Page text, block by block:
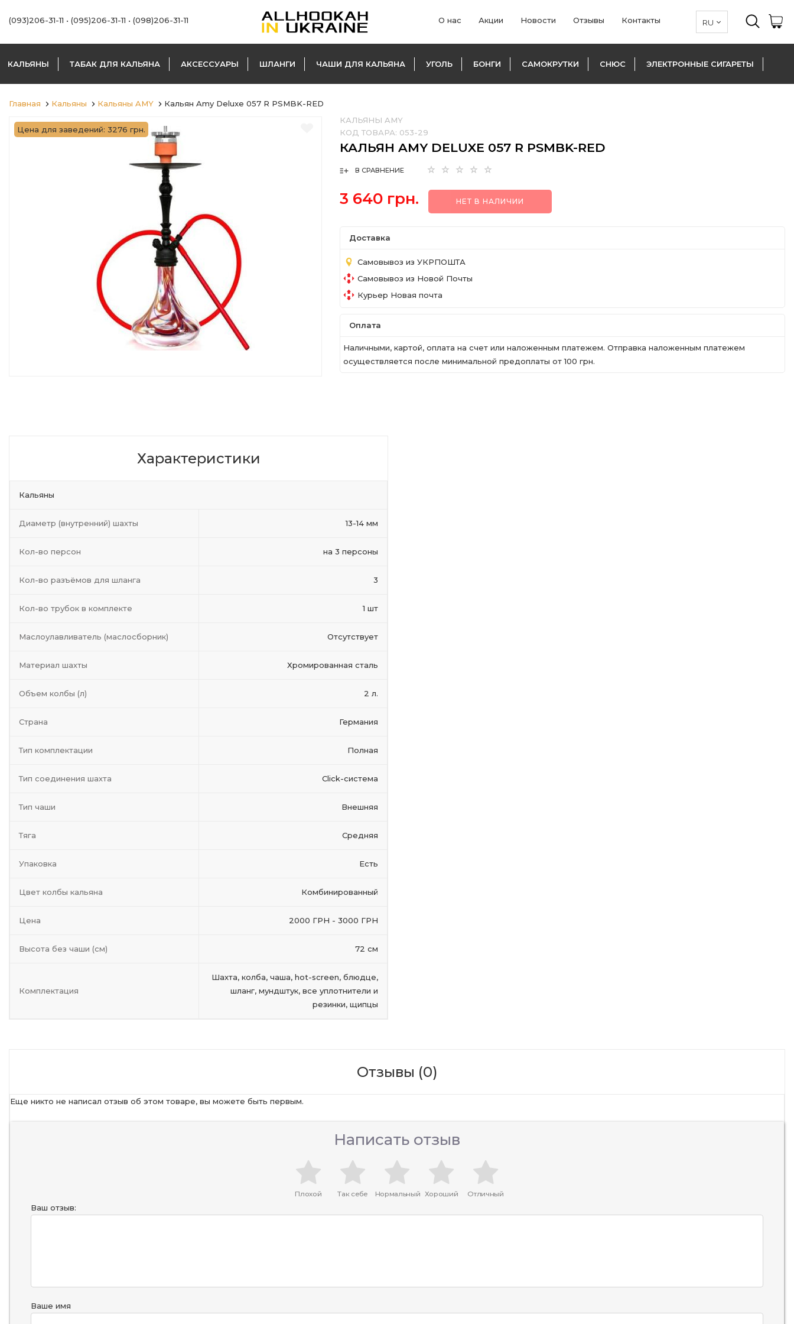
(093)206-31-11 • (095)206-31-11 • (098)206-31-11 О нас Акции Новости Отзывы Контакты
КАЛЬЯНЫ ТАБАК ДЛЯ КАЛЬЯНА АКСЕССУАРЫ ШЛАНГИ ЧАШИ ДЛЯ КАЛЬЯНА УГОЛЬ БОНГИ САМОКРУТКИ СНЮС ЭЛЕКТРОННЫЕ СИГАРЕТЫ
Главная Кальяны Кальяны AMY Кальян Amy Deluxe 057 R PSMBK-RED
Цена для заведений: 3276 грн.
КАЛЬЯНЫ AMY
КОД ТОВАРА: 053-29
КАЛЬЯН AMY DELUXE 057 R PSMBK-RED
В СРАВНЕНИЕ
3 640 грн. НЕТ В НАЛИЧИИ
Доставка
Самовывоз из УКРПОШТА
Самовывоз из Новой Почты
Курьер Новая почта
Оплата
Наличными, картой, оплата на счет или наложенным платежем. Отправка наложенным платежем
осуществляется после минимальной предоплаты от 100 грн.
Характеристики
Кальяны
Диаметр (внутренний) шахты 13-14 мм
Кол-во персон на 3 персоны
Кол-во разъёмов для шланга 3
Кол-во трубок в комплекте 1 шт
Маслоулавливатель (маслосборник) Отсутствует
Материал шахты Хромированная сталь
Объем колбы (л) 2 л.
Страна Германия
Тип комплектации Полная
Тип соединения шахта Click-система
Тип чаши Внешняя
Тяга Средняя
Упаковка Есть
Цвет колбы кальяна Комбинированный
Цена 2000 ГРН - 3000 ГРН
Высота без чаши (см) 72 см
Комплектация
Шахта, колба, чаша, hot-screen, блюдце,
шланг, мундштук, все уплотнители и
резинки, щипцы
Отзывы (0)
Еще никто не написал отзыв об этом товаре, вы можете быть первым.
Написать отзыв
Плохой Так себе Нормальный Хороший Отличный
Ваш отзыв:
Ваше имя